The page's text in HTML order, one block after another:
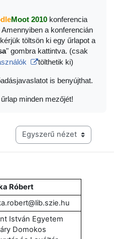
Moot 2010konferencia
a konferencián
töltsön ki egy űrlapot a
" gombra kattintva. (csak
tölthetik ki)
is benyújthat.
minden mezőjét!
Harmadik szintű navigáció
Róbert
István Egyetem
Domokos